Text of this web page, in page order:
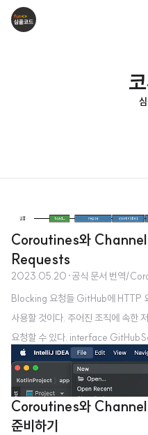
Coroutines와
Requests
2023.05.20 ·공식 문서 번역/
Blocking 요청들 GitHub에 HTTP
사용할 것이다. 주어진 조직에 속한
요청할 수 있다. interface
per_page=100") fun
Call @GET("repos/{owner}/
fun getRepoContributorsCall(
h("repo") repo: String ): Call } 이
Coroutines와
준비하기